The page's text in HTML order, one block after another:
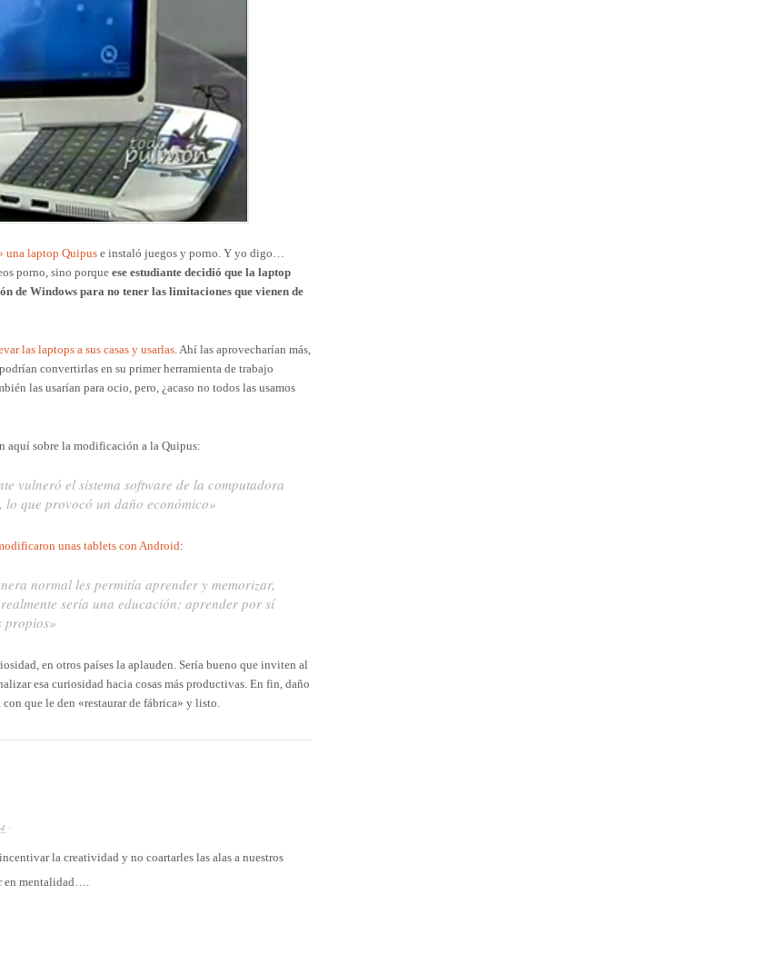
una laptop Quipuse instaló juegos y porno. Y yo digo…
porno, sino porque ese estudiante decidió que la laptop
de Windows para no tener las limitaciones que vienen de
las laptops a sus casas y usarlas . Ahí las aprovecharían más,
convertirlas en su primer herramienta de trabajo
las usarían para ocio, pero, ¿acaso no todos las usamos
aquí sobre la modificación a la Quipus:
vulneró el sistema software de la computadora
que provocó un daño económico»
unas tablets con Android:
normal les permitía aprender y memorizar,
sería una educación: aprender por sí
propios»
en otros países la aplauden. Sería bueno que inviten al
esa curiosidad hacia cosas más productivas. En fin, daño
que le den «restaurar de fábrica» y listo.
·
la creatividad y no coartarles las alas a nuestros
en mentalidad….